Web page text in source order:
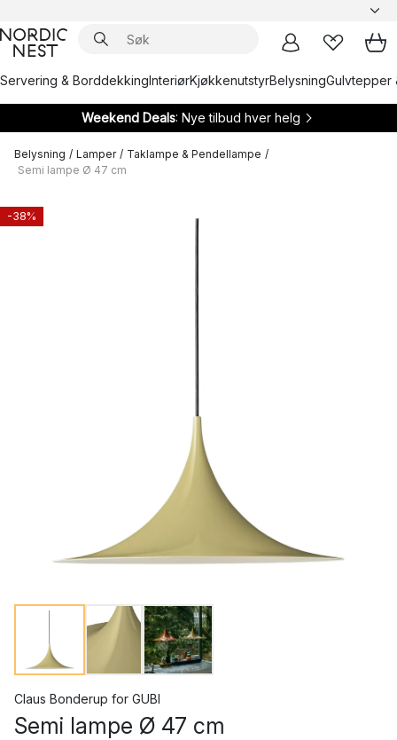
Servering & BorddekkingInteriørKjøkkenutstyrBelysningGulvtepper
Weekend Deals: Nye tilbud hver helg
Belysning / Lamper / Taklampe & Pendellampe /
Semi lampe Ø 47 cm
-38%
Claus Bonderup for GUBI
Semi lampe Ø 47 cm